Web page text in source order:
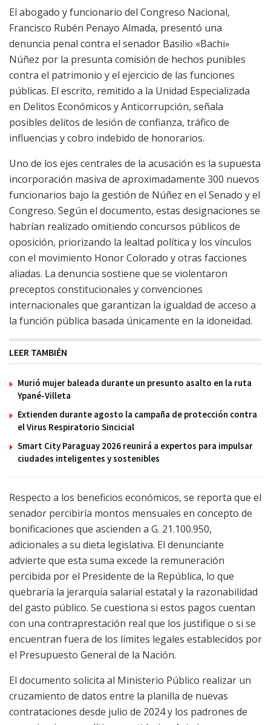
El abogado y funcionario del Congreso Nacional,
Francisco Rubén Penayo Almada, presentó una
denuncia penal contra el senador Basilio «Bachi»
Núñez por la presunta comisión de hechos punibles
contra el patrimonio y el ejercicio de las funciones
públicas. El escrito, remitido a la Unidad Especializada
en Delitos Económicos y Anticorrupción, señala
posibles delitos de lesión de confianza, tráfico de
influencias y cobro indebido de honorarios.
Uno de los ejes centrales de la acusación es la supuesta
incorporación masiva de aproximadamente 300 nuevos
funcionarios bajo la gestión de Núñez en el Senado y el
Congreso. Según el documento, estas designaciones se
habrían realizado omitiendo concursos públicos de
oposición, priorizando la lealtad política y los vínculos
con el movimiento Honor Colorado y otras facciones
aliadas. La denuncia sostiene que se violentaron
preceptos constitucionales y convenciones
internacionales que garantizan la igualdad de acceso a
la función pública basada únicamente en la idoneidad.
LEER TAMBIÉN
Murió mujer baleada durante un presunto asalto en la ruta
Ypané-Villeta
Extienden durante agosto la campaña de protección contra
el Virus Respiratorio Sincicial
Smart City Paraguay 2026 reunirá a expertos para impulsar
ciudades inteligentes y sostenibles
Respecto a los beneficios económicos, se reporta que el
senador percibiría montos mensuales en concepto de
bonificaciones que ascienden a G. 21.100.950,
adicionales a su dieta legislativa. El denunciante
advierte que esta suma excede la remuneración
percibida por el Presidente de la República, lo que
quebraría la jerarquía salarial estatal y la razonabilidad
del gasto público. Se cuestiona si estos pagos cuentan
con una contraprestación real que los justifique o si se
encuentran fuera de los límites legales establecidos por
el Presupuesto General de la Nación.
El documento solicita al Ministerio Público realizar un
cruzamiento de datos entre la planilla de nuevas
contrataciones desde julio de 2024 y los padrones de